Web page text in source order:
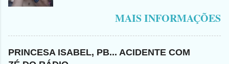
no Sertão da Paraíba, o Lendário
Leozinho . Segundo informações , o
Criminoso Leonardo, 22 anos, foi
atingido com disparo de calibre 12. O
MAIS INFORMAÇÕES
PRINCESA ISABEL, PB... ACIDENTE COM